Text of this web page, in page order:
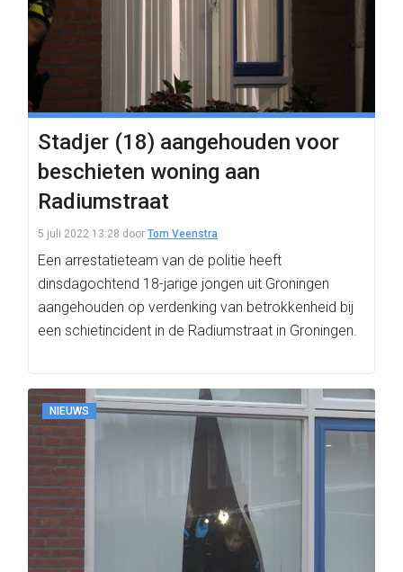
Stadjer (18) aangehouden voor
beschieten woning aan
Radiumstraat
5 juli 2022 13:28 door Tom Veenstra
Een arrestatieteam van de politie heeft
dinsdagochtend 18-jarige jongen uit Groningen
aangehouden op verdenking van betrokkenheid bij
een schietincident in de Radiumstraat in Groningen.
NIEUWS